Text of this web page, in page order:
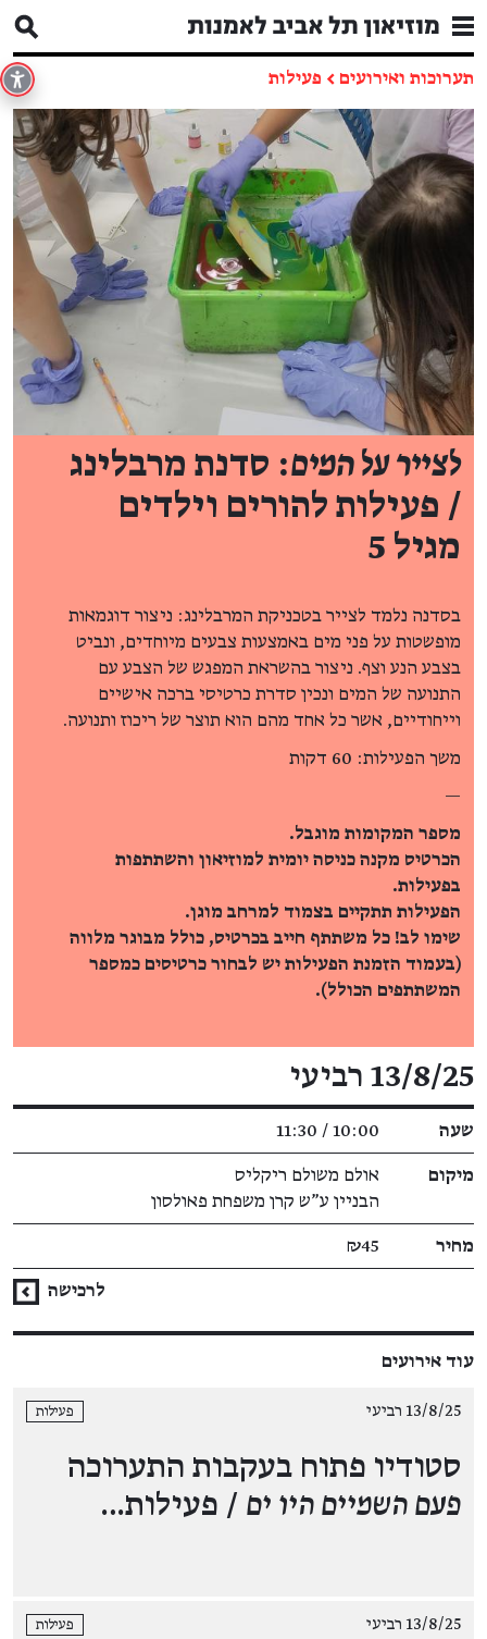
תערוכות ואירועים ← פעילות
לצייר על המים: סדנת מרבלינג
/ פעילות להורים וילדים
מגיל 5
בסדנה נלמד לצייר בטכניקת המרבלינג: ניצור דוגמאות
מופשטות על פני מים באמצעות צבעים מיוחדים, ונביט
בצבע הנע וצף. ניצור בהשראת המפגש של הצבע עם
התנועה של המים ונכין סדרת כרטיסי ברכה אישיים
וייחודיים, אשר כל אחד מהם הוא תוצר של ריכוז ותנועה.
משך הפעילות: 60 דקות
—
מספר המקומות מוגבל.
הכרטיס מקנה כניסה יומית למוזיאון והשתתפות
בפעילות.
הפעילות תתקיים בצמוד למרחב מוגן.
שימו לב! כל משתתף חייב בכרטיס, כולל מבוגר מלווה
(בעמוד הזמנת הפעילות יש לבחור כרטיסים כמספר
המשתתפים הכולל).
פרטי האירוע
13/8/25 רביעי
שעה 10:00 / 11:30
מיקום
אולם משולם ריקליס
הבניין ע"ש קרן משפחת פאולסון
מחיר ₪45
לרכישה
עוד אירועים
13/8/25 רביעי פעילות
סטודיו פתוח בעקבות התערוכה
פעם השמיים היו ים / פעילות…
13/8/25 רביעי פעילות